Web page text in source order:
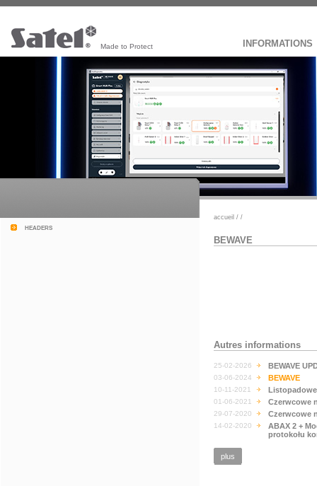
Made to Protect INFORMATIONS
headers
accueil / /
BEWAVE
Autres informations
25-02-2026 BEWAVE
03-06-2024 BEWAVE
10-11-2021
01-06-2021 Czerwcowe
29-07-2020 Czerwcowe
14-02-2020
ABAX 2 +
protokołu
plus